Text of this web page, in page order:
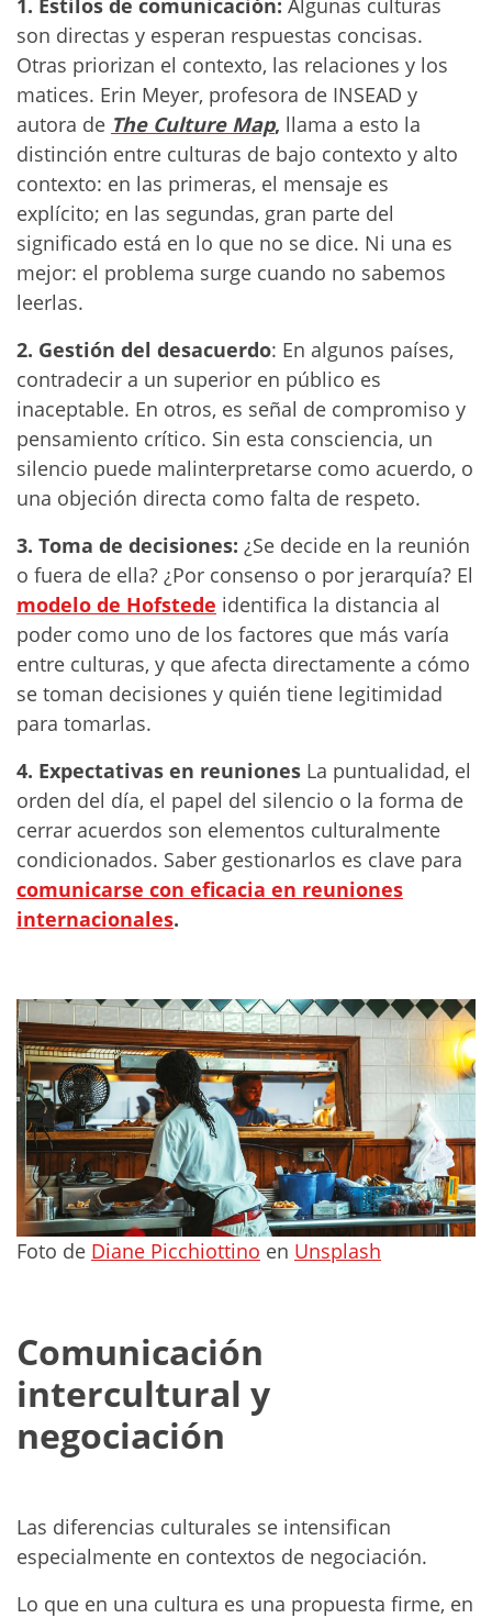
son directas y esperan respuestas concisas.
Otras priorizan el contexto, las relaciones y los
matices. Erin Meyer, profesora de INSEAD y
autora de The Culture Map, llama a esto la
distinción entre culturas de bajo contexto y alto
contexto: en las primeras, el mensaje es
explícito; en las segundas, gran parte del
significado está en lo que no se dice. Ni una es
mejor: el problema surge cuando no sabemos
leerlas.
2. Gestión del desacuerdo: En algunos países,
contradecir a un superior en público es
inaceptable. En otros, es señal de compromiso y
pensamiento crítico. Sin esta consciencia, un
silencio puede malinterpretarse como acuerdo, o
una objeción directa como falta de respeto.
3. Toma de decisiones: ¿Se decide en la reunión
o fuera de ella? ¿Por consenso o por jerarquía? El
modelo de Hofstede identifica la distancia al
poder como uno de los factores que más varía
entre culturas, y que afecta directamente a cómo
se toman decisiones y quién tiene legitimidad
para tomarlas.
4. Expectativas en reuniones La puntualidad, el
orden del día, el papel del silencio o la forma de
cerrar acuerdos son elementos culturalmente
condicionados. Saber gestionarlos es clave para
comunicarse con eficacia en reuniones
internacionales.
Foto de Diane Picchiottino en Unsplash
Comunicación
intercultural y
negociación
Las diferencias culturales se intensifican
especialmente en contextos de negociación.
Lo que en una cultura es una propuesta firme, en